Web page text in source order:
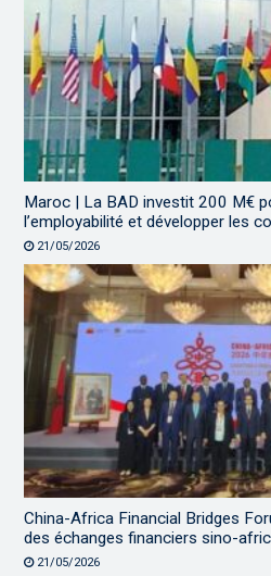
Maroc | La BAD investit 200 M€
l’employabilité et développer les
21/05/2026
China-Africa Financial Bridges
des échanges financiers sino-
21/05/2026